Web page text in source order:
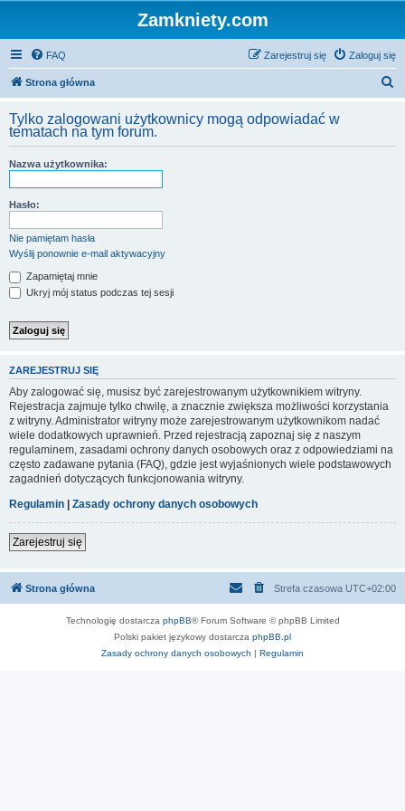
Zamkniety.com
FAQ Zaloguj się
Zarejestruj się
Strona główna
k
Tylko zalogowani użytkownicy mogą odpowiadać w
tematach na tym forum.
Nazwa użytkownika:
Hasło:
Nie pamiętam hasła
Wyślij ponownie e-mail aktywacyjny
Zapamiętaj mnie
Ukryj mój status podczas tej sesji
ZAREJESTRUJ SIĘ
Aby zalogować się, musisz być zarejestrowanym użytkownikiem witryny.
Rejestracja zajmuje tylko chwilę, a znacznie zwiększa możliwości korzystania
z witryny. Administrator witryny może zarejestrowanym użytkownikom nadać
wiele dodatkowych uprawnień. Przed rejestracją zapoznaj się z naszym
regulaminem, zasadami ochrony danych osobowych oraz z odpowiedziami na
często zadawane pytania (FAQ), gdzie jest wyjaśnionych wiele podstawowych
zagadnień dotyczących funkcjonowania witryny.
Regulamin | Zasady ochrony danych osobowych
Zarejestruj się
Strona główna Strefa czasowa UTC+02:00
Technologię dostarcza phpBB® Forum Software © phpBB Limited
Polski pakiet językowy dostarcza phpBB.pl
Zasady ochrony danych osobowych | Regulamin